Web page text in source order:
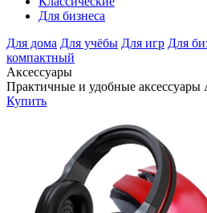
Для бизнеса
Для дома Для учёбы Для игр Для
компактный
Аксессуары
Практичные и удобные аксессуары
Купить